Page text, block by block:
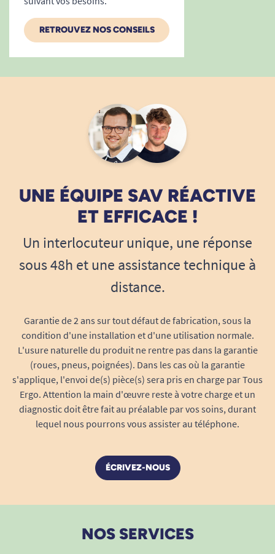
RETROUVEZ NOS CONSEILS
UNE ÉQUIPE SAV RÉACTIVE
ET EFFICACE !
Un interlocuteur unique, une réponse
sous 48h et une assistance technique à
distance.
Garantie de 2 ans sur tout défaut de fabrication, sous la
condition d'une installation et d'une utilisation normale.
L'usure naturelle du produit ne rentre pas dans la garantie
(roues, pneus, poignées). Dans les cas où la garantie
s'applique, l'envoi de(s) pièce(s) sera pris en charge par Tous
Ergo. Attention la main d'œuvre reste à votre charge et un
diagnostic doit être fait au préalable par vos soins, durant
lequel nous pourrons vous assister au téléphone.
ÉCRIVEZ-NOUS
NOS SERVICES